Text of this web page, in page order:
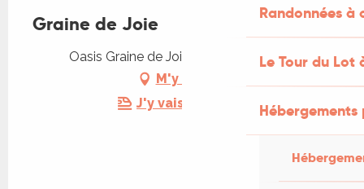
Randonnées
Le Tour du Lot
Graine de Joie
Oasis Graine de Joie, 46330 Cabrerets
M'y rendre
J'y vais en train !